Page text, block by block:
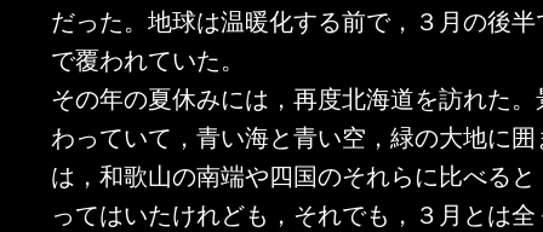
だった。地球は温暖化する前で，３月の後
で覆われていた。
その年の夏休みには，再度北海道を訪れた
わっていて，青い海と青い空，緑の大地に
は，和歌山の南端や四国のそれらに比べる
ってはいたけれども，それでも，３月とは